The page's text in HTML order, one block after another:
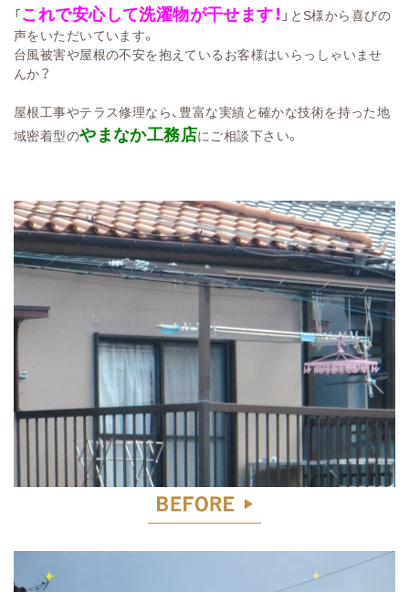
「これで安心して洗濯物が干せます！ 」とS様から喜びの
声をいただいています。
台風被害や屋根の不安を抱えているお客様はいらっしゃいませ
んか？
屋根工事やテラス修理なら、豊富な実績と確かな技術を持った地
域密着型のやまなか工務店にご相談下さい。